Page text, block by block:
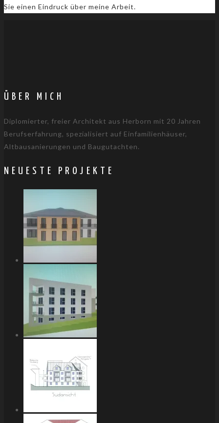
Sie einen Eindruck über meine Arbeit.
ÜBER MICH
Diplomierter, freier Architekt aus Herborn mit 20 Jahren
Berufserfahrung, spezialisiert auf Einfamilienhäuser,
Altbausanierungen und Baugutachten.
NEUESTE PROJEKTE